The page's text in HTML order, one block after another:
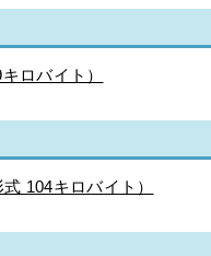
ロバイト）
104キロバイト）